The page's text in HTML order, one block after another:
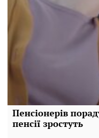
Пенсіонерів
пенсії зростуть